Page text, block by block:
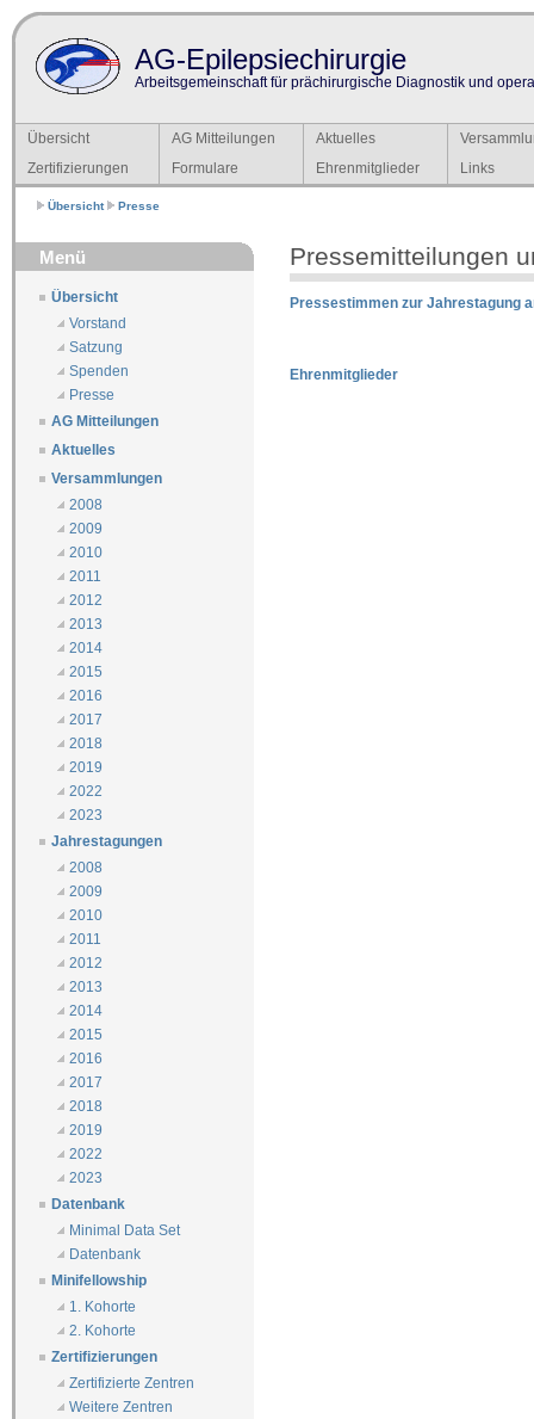
AG-Epilepsiechirurgie
Arbeitsgemeinschaft für prächirurgische Diagnostik und
Übersicht AG Mitteilungen Aktuelles
Zertifizierungen
Formulare Ehrenmitglieder Links
Übersicht Presse
Menü
Übersicht
Vorstand
Satzung
Spenden
Presse
AG Mitteilungen
Aktuelles
Versammlungen
2008
2009
2010
2011
2012
2013
2014
2015
2016
2017
2018
2019
2022
2023
Jahrestagungen
2008
2009
2010
2011
2012
2013
2014
2015
2016
2017
2018
2019
2022
2023
Datenbank
Minimal Data Set
Datenbank
Minifellowship
1. Kohorte
2. Kohorte
Zertifizierungen
Zertifizierte Zentren
Weitere Zentren
Pressemitteilungen
Pressestimmen zur Jahrestagung
Ehrenmitglieder